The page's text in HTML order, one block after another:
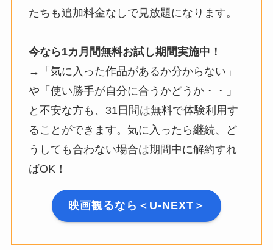
たちも追加料金なしで見放題になります。
今なら1カ月間無料お試し期間実施中！
→「気に入った作品があるか分からない」
や「使い勝手が自分に合うかどうか・・」
と不安な方も、31日間は無料で体験利用す
ることができます。気に入ったら継続、ど
うしても合わない場合は期間中に解約すれ
ばOK！
映画観るなら＜U-NEXT＞